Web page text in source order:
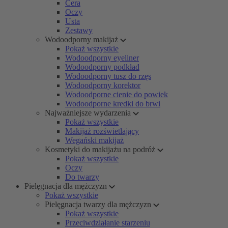
Cera
Oczy
Usta
Zestawy
Wodoodporny makijaż
Pokaż wszystkie
Wodoodporny eyeliner
Wodoodporny podkład
Wodoodporny tusz do rzęs
Wodoodporny korektor
Wodoodporne cienie do powiek
Wodoodporne kredki do brwi
Najważniejsze wydarzenia
Pokaż wszystkie
Makijaż rozświetlający
Wegański makijaż
Kosmetyki do makijażu na podróż
Pokaż wszystkie
Oczy
Do twarzy
Pielęgnacja dla mężczyzn
Pokaż wszystkie
Pielęgnacja twarzy dla mężczyzn
Pokaż wszystkie
Przeciwdziałanie starzeniu